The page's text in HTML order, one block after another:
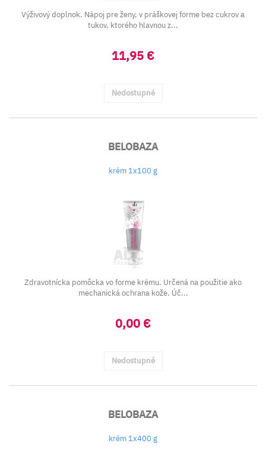
Výživový doplnok. Nápoj pre ženy, v práškovej forme bez cukrov a
tukov, ktorého hlavnou z...
11,95 €
Nedostupné
BELOBAZA
krém 1x100 g
Zdravotnícka pomôcka vo forme krému. Určená na použitie ako
mechanická ochrana kože. Úč...
0,00 €
Nedostupné
BELOBAZA
krém 1x400 g